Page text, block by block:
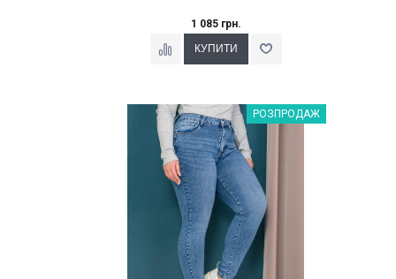
1 085 грн.
Наклейки Варіант з %РОЗПРОДАЖ